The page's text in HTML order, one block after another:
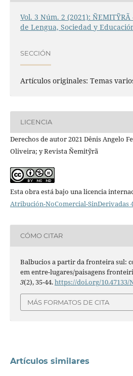
Vol. 3 Núm. 2 (2021):
de Lengua, Sociedad y
SECCIÓN
Artículos originales: Temas
LICENCIA
Derechos de autor 2021 Dênis Angelo
Oliveira; y Revista Ñemitỹrã
Esta obra está bajo una licencia
Atribución-NoComercial-SinDerivadas
CÓMO CITAR
Balbucios a partir da fronteira sul:
em entre-lugares/paisagens
3(2), 35-44.https://doi.org/10.47133/
MÁS FORMATOS DE CITA
Artículos similares